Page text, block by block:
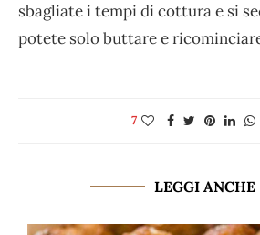
sbagliate i tempi di cottura e si
potete solo buttare e
7
LEGGI ANCHE